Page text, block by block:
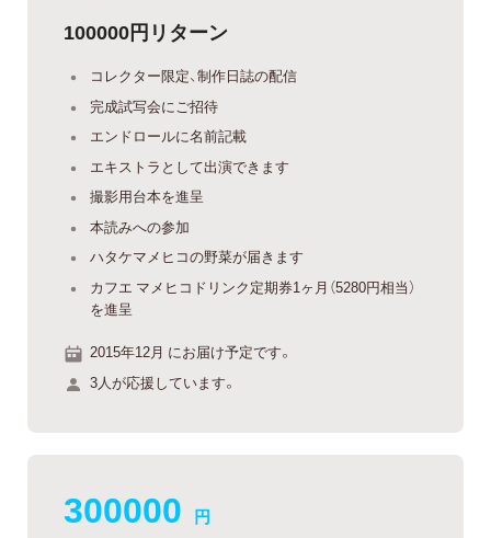
100000円リターン
コレクター限定、制作日誌の配信
完成試写会にご招待
エンドロールに名前記載
エキストラとして出演できます
撮影用台本を進呈
本読みへの参加
ハタケマメヒコの野菜が届きます
カフエ マメヒコドリンク定期券1ヶ月（5280円相当）
を進呈
2015年12月 にお届け予定です。
3人が応援しています。
300000 円